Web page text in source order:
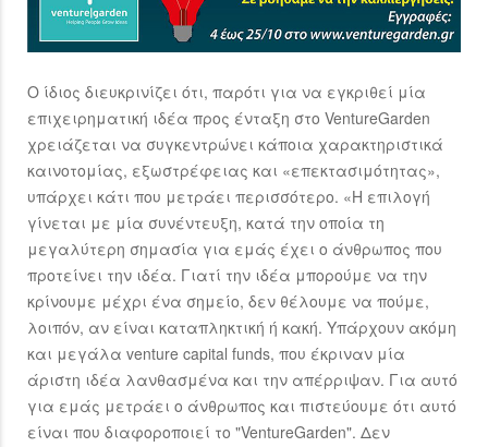
Ο ίδιος διευκρινίζει ότι, παρότι για να εγκριθεί μία
επιχειρηματική ιδέα προς ένταξη στο VentureGarden
χρειάζεται να συγκεντρώνει κάποια χαρακτηριστικά
καινοτομίας, εξωστρέφειας και «επεκτασιμότητας»,
υπάρχει κάτι που μετράει περισσότερο. «Η επιλογή
γίνεται με μία συνέντευξη, κατά την οποία τη
μεγαλύτερη σημασία για εμάς έχει ο άνθρωπος που
προτείνει την ιδέα. Γιατί την ιδέα μπορούμε να την
κρίνουμε μέχρι ένα σημείο, δεν θέλουμε να πούμε,
λοιπόν, αν είναι καταπληκτική ή κακή. Υπάρχουν ακόμη
και μεγάλα venture capital funds, που έκριναν μία
άριστη ιδέα λανθασμένα και την απέρριψαν. Για αυτό
για εμάς μετράει ο άνθρωπος και πιστεύουμε ότι αυτό
είναι που διαφοροποιεί το "VentureGarden". Δεν